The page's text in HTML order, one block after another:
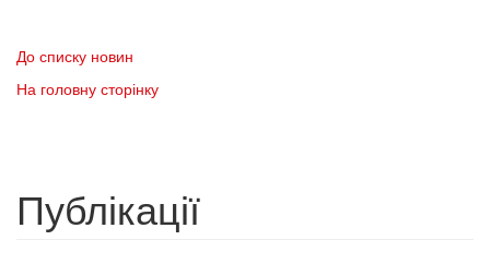
До списку новин
На головну сторінку
Публікації